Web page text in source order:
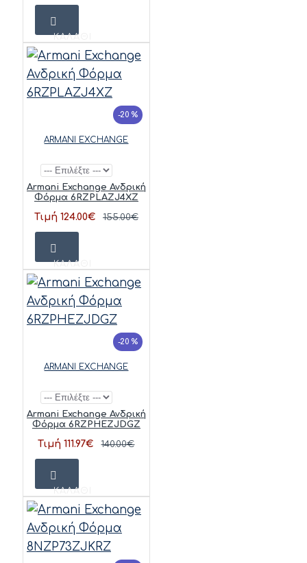
ΚΑΛΆΘΙ
-20 %
ARMANI EXCHANGE
Armani Exchange Ανδρική
Φόρμα 6RZPLAZJ4XZ
Τιμή 124.00€ 155.00€
ΚΑΛΆΘΙ
-20 %
ARMANI EXCHANGE
Armani Exchange Ανδρική
Φόρμα 6RZPHEZJDGZ
Τιμή 111.97€ 140.00€
ΚΑΛΆΘΙ